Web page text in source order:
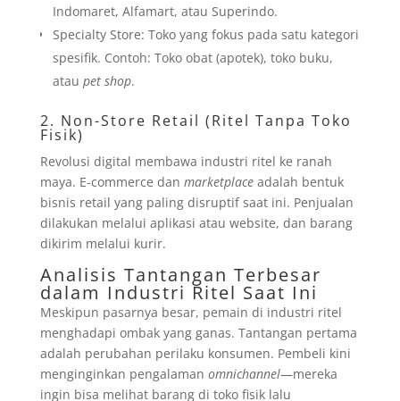
Indomaret, Alfamart, atau Superindo.
Specialty Store: Toko yang fokus pada satu kategori
spesifik. Contoh: Toko obat (apotek), toko buku,
atau pet shop.
2. Non-Store Retail (Ritel Tanpa Toko
Fisik)
Revolusi digital membawa industri ritel ke ranah
maya. E-commerce dan marketplaceadalah bentuk
bisnis retail yang paling disruptif saat ini. Penjualan
dilakukan melalui aplikasi atau website, dan barang
dikirim melalui kurir.
Analisis Tantangan Terbesar
dalam Industri Ritel Saat Ini
Meskipun pasarnya besar, pemain di industri ritel
menghadapi ombak yang ganas. Tantangan pertama
adalah perubahan perilaku konsumen. Pembeli kini
menginginkan pengalaman omnichannel—mereka
ingin bisa melihat barang di toko fisik lalu